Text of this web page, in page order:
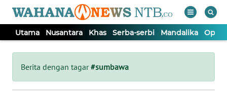
Utama Nusantara Khas Serba-serbi Mandalika Opini
Berita dengan tagar#sumbawa
Tutup
UTAMA